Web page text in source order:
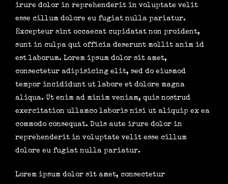
irure dolor in reprehenderit in voluptate velit
esse cillum dolore eu fugiat nulla pariatur.
Excepteur sint occaecat cupidatat non proident,
sunt in culpa qui officia deserunt mollit anim id
est laborum. Lorem ipsum dolor sit amet,
consectetur adipisicing elit, sed do eiusmod
tempor incididunt ut labore et dolore magna
aliqua. Ut enim ad minim veniam, quis nostrud
exercitation ullamco laboris nisi ut aliquip ex ea
commodo consequat. Duis aute irure dolor in
reprehenderit in voluptate velit esse cillum
dolore eu fugiat nulla pariatur.
Lorem ipsum dolor sit amet, consectetur